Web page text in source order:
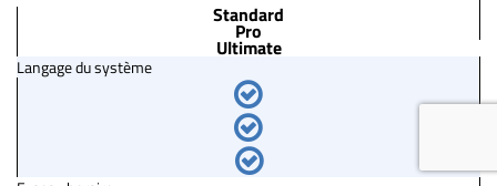
Standard
Pro
Ultimate
Langage du système